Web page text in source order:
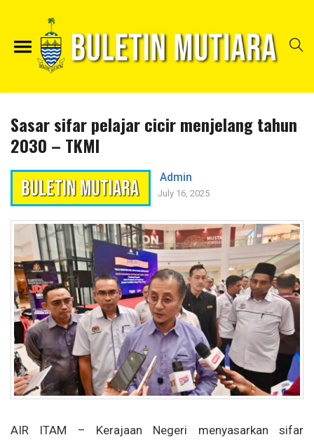
Sasar sifar pelajar cicir menjelang tahun
2030 – TKMI
Admin
July 16, 2025
AIR ITAM – Kerajaan Negeri menyasarkan sifar